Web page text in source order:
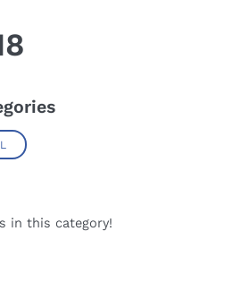
in this category!